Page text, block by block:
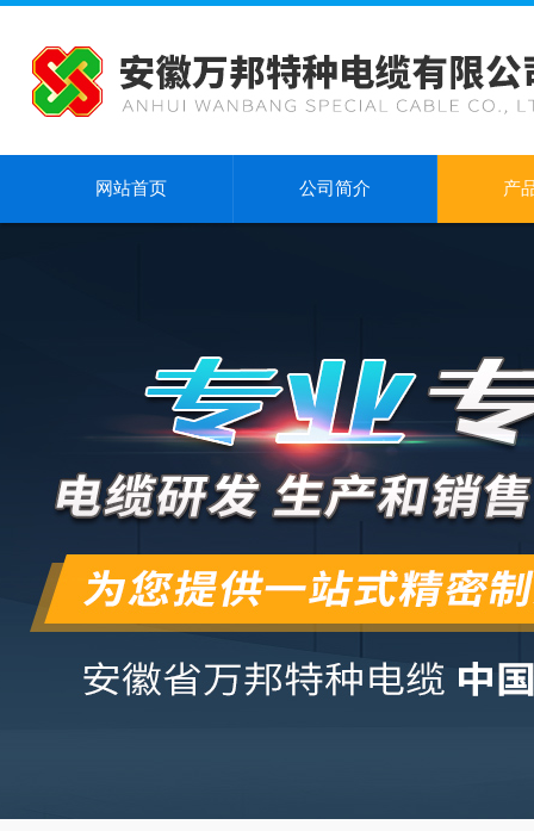
网站首页 公司简介 产